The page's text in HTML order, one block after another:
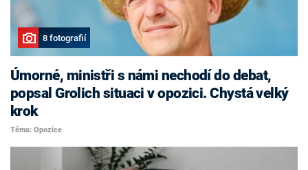
8 fotografií
Úmorné, ministři s námi nechodí do debat,
popsal Grolich situaci v opozici. Chystá velký
krok
Téma: Opozice